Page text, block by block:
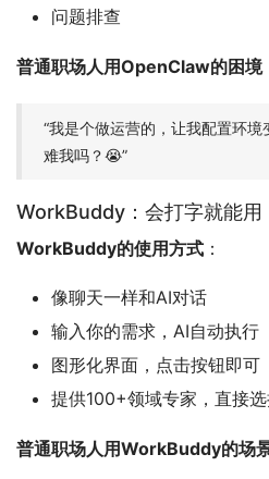
问题排查
普通职场人用OpenClaw的困境
“我是个做运营的，让我配置环
难我吗？😭”
WorkBuddy：会打字就能用
WorkBuddy的使用方式 ：
像聊天一样和AI对话
输入你的需求，AI自动执行
图形化界面，点击按钮即可
提供100+领域专家，直接
普通职场人用WorkBuddy的场